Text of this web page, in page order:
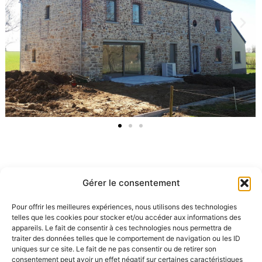
Gérer le consentement
Pour offrir les meilleures expériences, nous utilisons des technologies
telles que les cookies pour stocker et/ou accéder aux informations des
appareils. Le fait de consentir à ces technologies nous permettra de
traiter des données telles que le comportement de navigation ou les ID
uniques sur ce site. Le fait de ne pas consentir ou de retirer son
consentement peut avoir un effet négatif sur certaines caractéristiques